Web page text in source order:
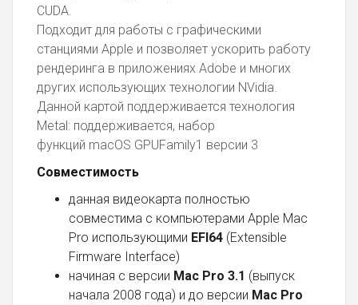
CUDA.
Подходит для работы с графическими
станциями Apple и позволяет ускорить работу
рендеринга в приложениях Adobe и многих
других использующих технологии NVidia.
Данной картой поддерживается технология
Metal: поддерживается, набор
функций macOS GPUFamily1 версии 3
Совместимость
данная видеокарта полностью
совместима с компьютерами Apple Mac
Pro использующими EFI64 (Extensible
Firmware Interface)
начиная с версии Mac Pro 3.1 (выпуск
начала 2008 года) и до версии Mac Pro